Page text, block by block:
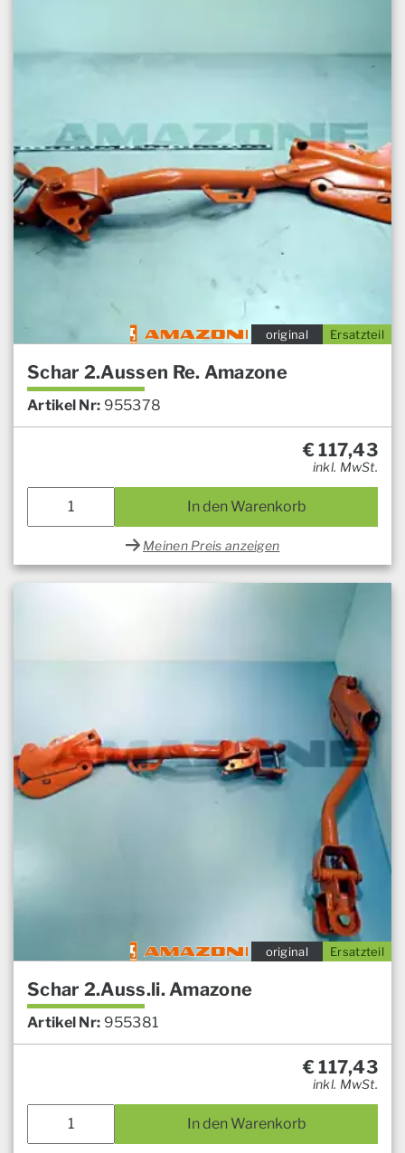
Ersatzteil
original
Schar 2.Aussen Re. Amazone
Artikel Nr: 955378
€117,43
inkl. MwSt.
In den Warenkorb
Meinen Preis anzeigen
Ersatzteil
original
Schar 2.Auss.li. Amazone
Artikel Nr: 955381
€117,43
inkl. MwSt.
In den Warenkorb